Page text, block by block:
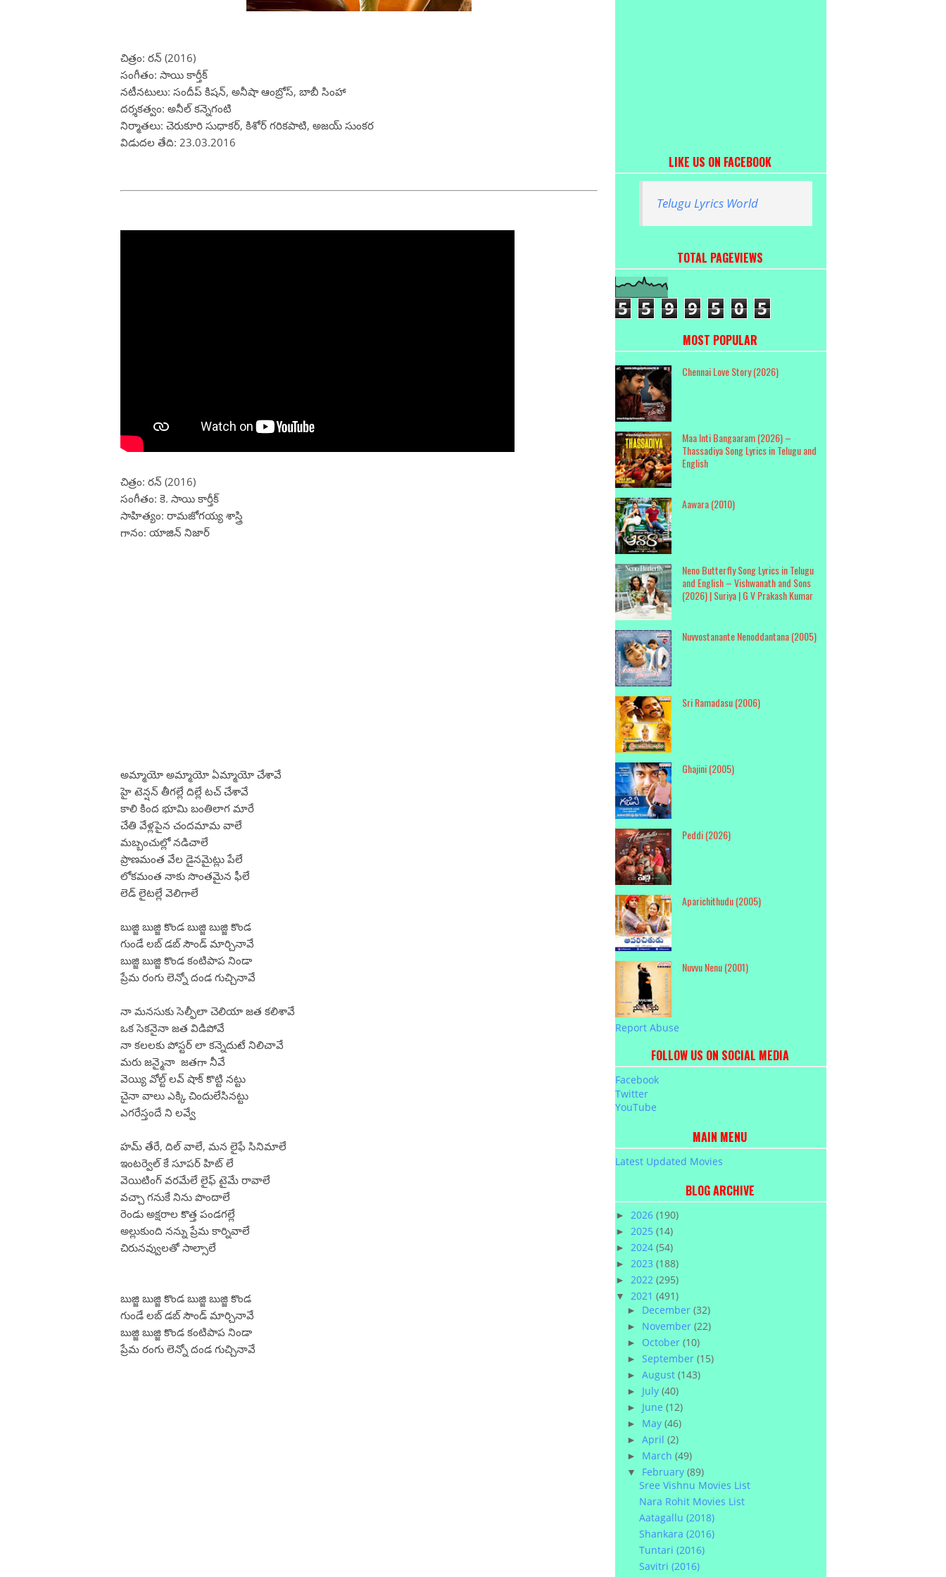
చిత్రం: రన్ (2016)
సంగీతం: సాయి కార్తీక్
నటీనటులు: సందీప్ కిషన్, అనీషా ఆంబ్రోస్, బాబీ సింహా
దర్శకత్వం: అనీల్ కన్నెగంటి
నిర్మాతలు: చెరుకూరి సుధాకర్, కిశోర్ గరికపాటి, అజయ్ సుంకర
విడుదల తేది: 23.03.2016
చిత్రం: రన్ (2016)
సంగీతం: కె. సాయి కార్తీక్
సాహిత్యం: రామజోగయ్య శాస్త్రి
గానం: యాజిన్ నిజార్
అమ్మాయో అమ్మాయో ఏమ్మాయో చేశావే
హై టెన్షన్ తీగల్లే దిల్లే టచ్ చేశావే
కాలి కింద భూమి బంతిలాగ మారే
చేతి వేళ్లపైన చందమామ వాలే
మబ్బంచుల్లో నడిచాలే
ప్రాణమంత వేల డైనమైట్లు పేలే
లోకమంత నాకు సొంతమైన ఫీలే
లెడ్ లైటల్లే వెలిగాలే
బుజ్జి బుజ్జి కొండ బుజ్జి బుజ్జి కొండ
గుండే లబ్ డబ్ సౌండ్ మార్చినావే
బుజ్జి బుజ్జి కొండ కంటిపాప నిండా
ప్రేమ రంగు లెన్నో దండ గుచ్చినావే
నా మనసుకు సెల్ఫీలా చెలియా జత కలిశావే
ఒక సెకనైనా జత విడిపోవే
నా కలలకు పోస్టర్ లా కన్నెదుటే నిలిచావే
మరు జన్మైనా జతగా నీవే
వెయ్యి వోల్ట్ లవ్ షాక్ కొట్టి నట్టు
చైనా వాలు ఎక్కి చిందులేసినట్టు
ఎగరేస్తందే ని లవ్వే
హమ్ తేరే, దిల్ వాలే, మన లైఫే సినిమాలే
ఇంటర్వెల్ కే సూపర్ హిట్ లే
వెయిటింగ్ వరమేలే లైఫ్ టైమే రావాలే
వచ్చా గనుకే నిను పొందాలే
రెండు అక్షరాల కొత్త పండగల్లే
అల్లుకుంది నన్ను ప్రేమ కార్నివాలే
చిరునవ్వులతో సాల్సాలే
బుజ్జి బుజ్జి కొండ బుజ్జి బుజ్జి కొండ
గుండే లబ్ డబ్ సౌండ్ మార్చినావే
బుజ్జి బుజ్జి కొండ కంటిపాప నిండా
ప్రేమ రంగు లెన్నో దండ గుచ్చినావే
LIKE US ON FACEBOOK
Telugu Lyrics World
TOTAL PAGEVIEWS
5 5 9 9 5 0 5
MOST POPULAR
Chennai Love Story (2026)
Maa Inti Bangaaram (2026) –
Thassadiya Song Lyrics in Telugu and
English
Aawara (2010)
Neno Butterfly Song Lyrics in Telugu
and English – Vishwanath and Sons
(2026) | Suriya | G V Prakash Kumar
Nuvvostanante Nenoddantana (2005)
Sri Ramadasu (2006)
Ghajini (2005)
Peddi (2026)
Aparichithudu (2005)
Nuvvu Nenu (2001)
Report Abuse
FOLLOW US ON SOCIAL MEDIA
Facebook
Twitter
YouTube
MAIN MENU
Latest Updated Movies
BLOG ARCHIVE
► 2026 (190)
► 2025 (14)
► 2024 (54)
► 2023 (188)
► 2022 (295)
▼ 2021 (491)
► December(32)
► November(22)
► October(10)
► September(15)
►August(143)
► July(40)
► June(12)
► May(46)
►April(2)
► March(49)
▼ February(89)
Sree Vishnu Movies List
Nara Rohit Movies List
Aatagallu (2018)
Shankara (2016)
Tuntari (2016)
Savitri (2016)